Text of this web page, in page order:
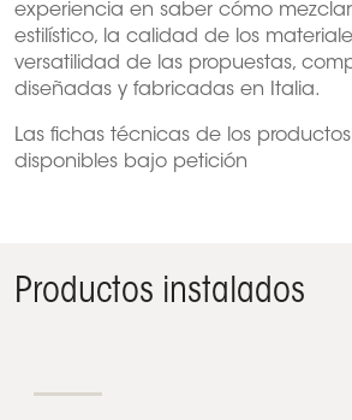
experiencia en saber cómo
estilístico, la calidad de los
versatilidad de las propuestas,
diseñadas y fabricadas en Italia.
Las fichas técnicas de los
disponibles bajo petición
Productos instalados